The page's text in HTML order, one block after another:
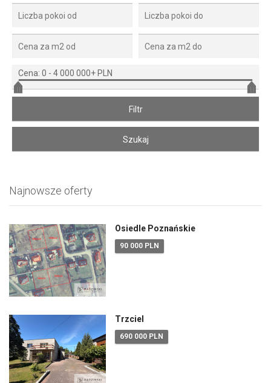
Cena: 0 - 4 000 000+ PLN
Najnowsze oferty
Osiedle Poznańskie
90 000 PLN
Trzciel
690 000 PLN